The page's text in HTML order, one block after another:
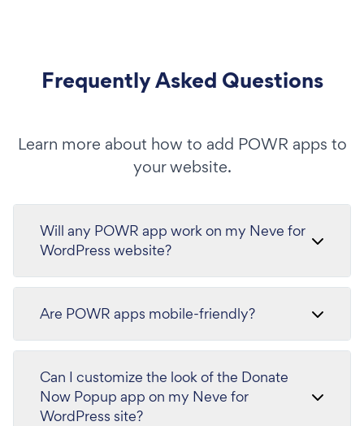
Frequently Asked Questions
Learn more about how to add POWR apps to
your website.
Will any POWR app work on my Neve for
WordPress website?
Are POWR apps mobile-friendly?
Can I customize the look of the Donate
Now Popup app on my Neve for
WordPress site?